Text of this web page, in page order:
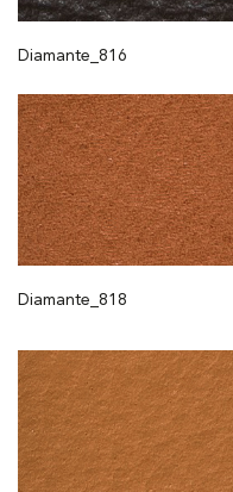
Diamante_816
Diamante_818